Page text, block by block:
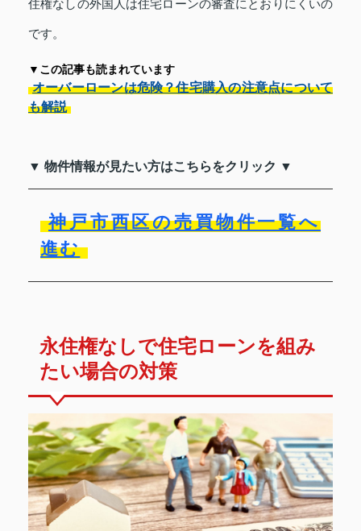
住権なしの外国人は住宅ローンの審査にとおりにくいの
です。
▼この記事も読まれています
オーバーローンは危険？住宅購入の注意点について
も解説
▼ 物件情報が見たい方はこちらをクリック ▼
神戸市西区の売買物件一覧へ
進む
永住権なしで住宅ローンを組み
たい場合の対策